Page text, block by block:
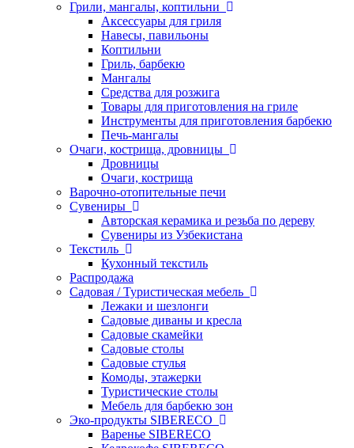
Грили, мангалы, коптильни
Аксессуары для гриля
Навесы, павильоны
Коптильни
Гриль, барбекю
Мангалы
Средства для розжига
Товары для приготовления на гриле
Инструменты для приготовления барбекю
Печь-мангалы
Очаги, кострища, дровницы
Дровницы
Очаги, кострища
Варочно-отопительные печи
Сувениры
Авторская керамика и резьба по дереву
Сувениры из Узбекистана
Текстиль
Кухонный текстиль
Распродажа
Садовая / Туристическая мебель
Лежаки и шезлонги
Садовые диваны и кресла
Садовые скамейки
Садовые столы
Садовые стулья
Комоды, этажерки
Туристические столы
Мебель для барбекю зон
Эко-продукты SIBERECO
Варенье SIBERECO